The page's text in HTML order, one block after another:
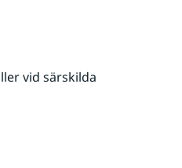
vid särskilda